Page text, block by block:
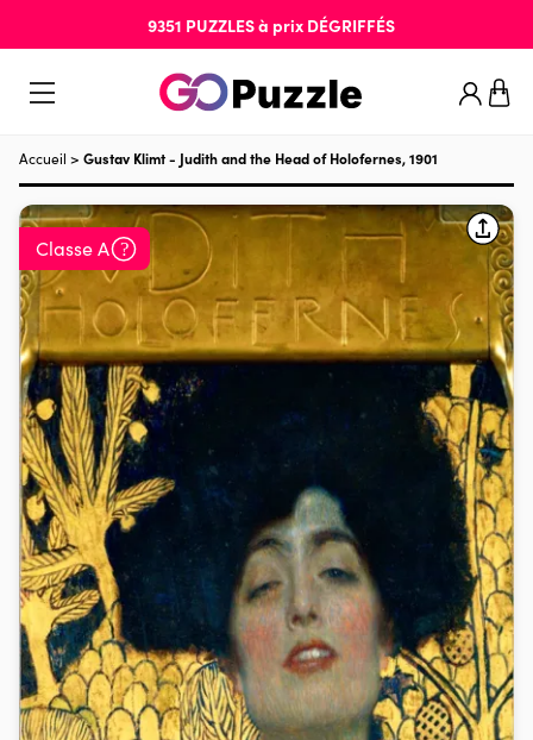
9351 PUZZLESà prix DÉGRIFFÉS
Accueil > Gustav Klimt - Judith and the Head of Holofernes, 1901
Classe A